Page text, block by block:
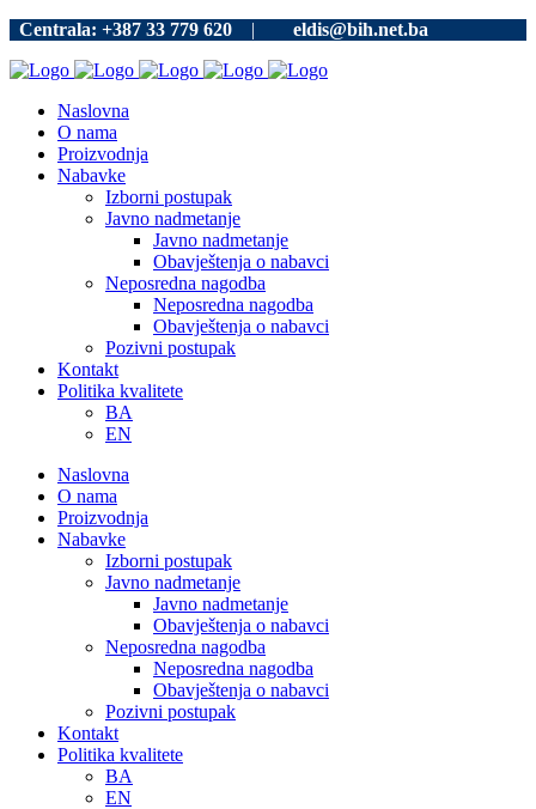
Centrala: +387 33 779 620 | eldis@bih.net.ba
Naslovna
O nama
Proizvodnja
Nabavke
Izborni postupak
Javno nadmetanje
Javno nadmetanje
Obavještenja o nabavci
Neposredna nagodba
Neposredna nagodba
Obavještenja o nabavci
Pozivni postupak
Kontakt
Politika kvalitete
BA
EN
Naslovna
O nama
Proizvodnja
Nabavke
Izborni postupak
Javno nadmetanje
Javno nadmetanje
Obavještenja o nabavci
Neposredna nagodba
Neposredna nagodba
Obavještenja o nabavci
Pozivni postupak
Kontakt
Politika kvalitete
BA
EN